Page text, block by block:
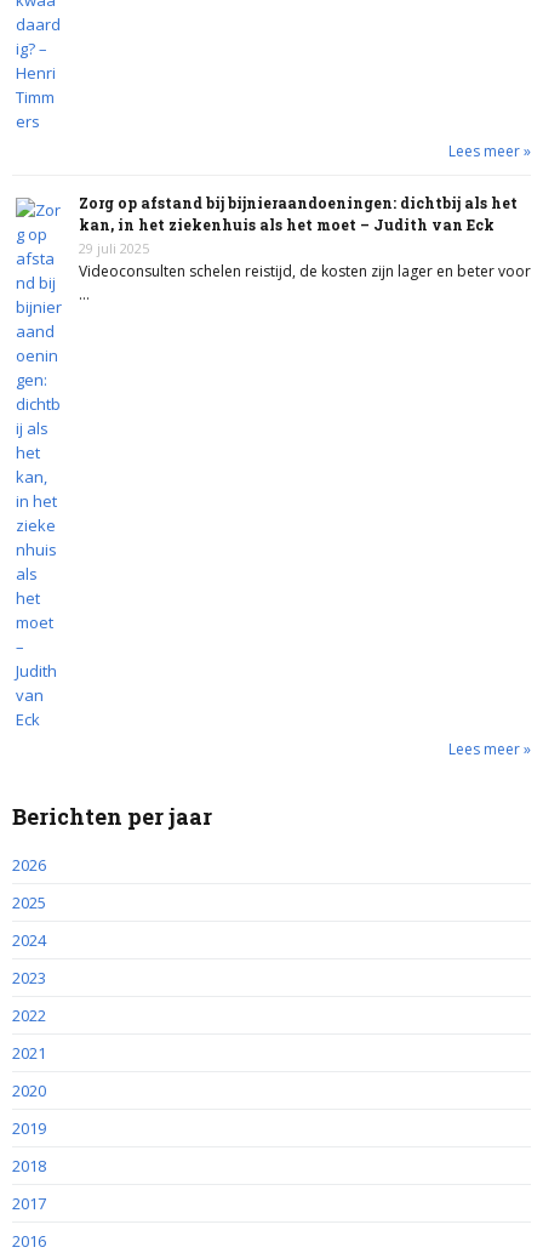
Lees meer »
Zorg op afstand bij bijnieraandoeningen: dichtbij als het
kan, in het ziekenhuis als het moet – Judith van Eck
29 juli 2025
Videoconsulten schelen reistijd, de kosten zijn lager en beter voor
…
Lees meer »
Berichten per jaar
2026
2025
2024
2023
2022
2021
2020
2019
2018
2017
2016